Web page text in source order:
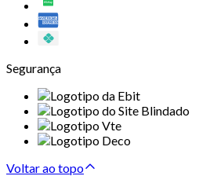
Segurança
Voltar ao topo